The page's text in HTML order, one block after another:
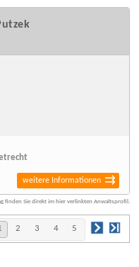
weitere Informationen
finden Sie direkt im hier verlinkten Anwaltsprofil.
2 3 4 5